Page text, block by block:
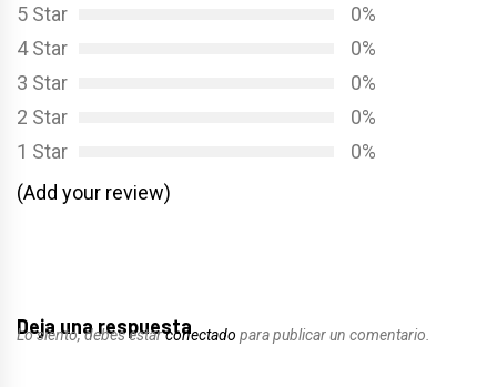
5 Star
0%
4 Star
0%
3 Star
0%
2 Star
0%
1 Star
0%
(Add your review)
Deja una respuesta
Lo siento, debes estarconectado para publicar un comentario.